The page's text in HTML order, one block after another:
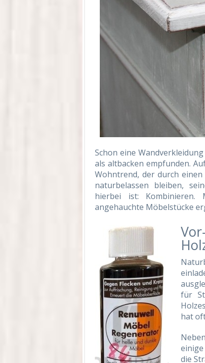
Schon eine
als altbacken empfunden.
Wohntrend, der durch
naturbelassen bleiben,
hierbei ist: Kombinieren.
angehauchte Möbelstücke
für
hat
die